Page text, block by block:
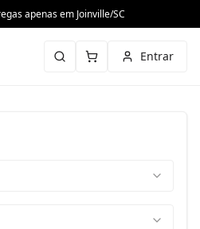
apenas em Joinville/SC
Entrar